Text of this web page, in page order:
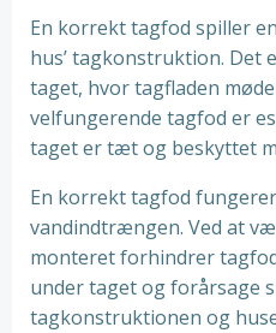
En korrekt tagfod spiller
hus’ tagkonstruktion. Det
taget, hvor tagfladen
velfungerende tagfod er
taget er tæt og beskyttet
En korrekt tagfod
vandindtrængen. Ved at
monteret forhindrer
under taget og forårsage
tagkonstruktionen og